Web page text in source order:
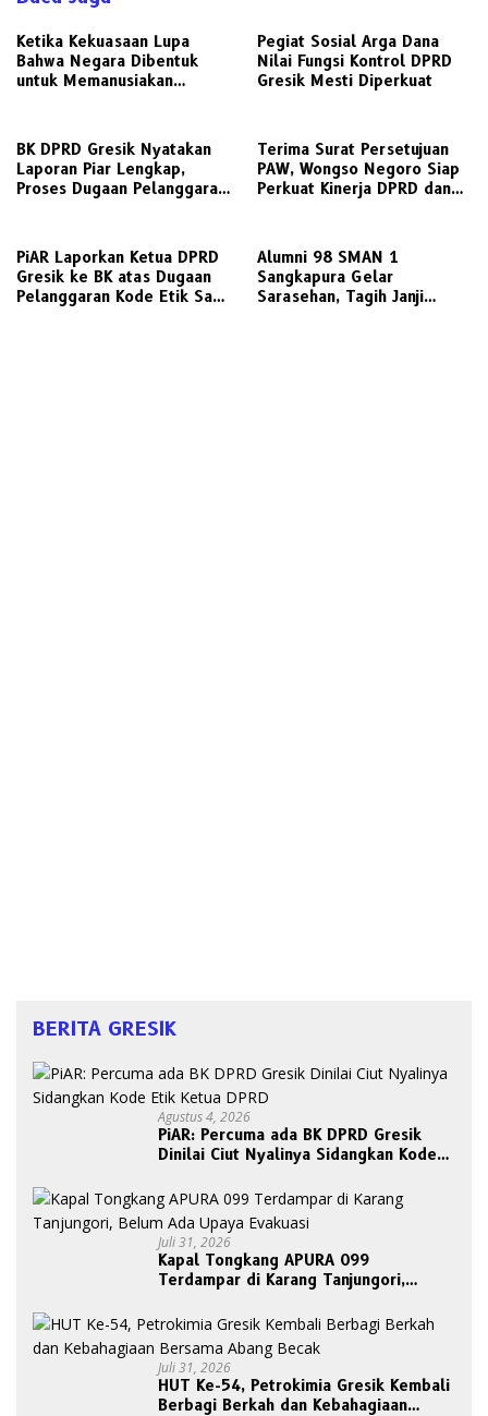
Ketika Kekuasaan Lupa
Bahwa Negara Dibentuk
untuk Memanusiakan
Pegiat Sosial Arga Dana
Nilai Fungsi Kontrol DPRD
Gresik Mesti Diperkuat
BK DPRD Gresik Nyatakan
Laporan Piar Lengkap,
Proses Dugaan Pelanggaran
Terima Surat Persetujuan
PAW, Wongso Negoro Siap
Perkuat Kinerja DPRD dan
PiAR Laporkan Ketua DPRD
Gresik ke BK atas Dugaan
Pelanggaran Kode Etik Saat
Alumni 98 SMAN 1
Sangkapura Gelar
Sarasehan, Tagih Janji
BERITA GRESIK
Agustus 4, 2026
PiAR: Percuma ada BK DPRD Gresik
Dinilai Ciut Nyalinya Sidangkan Kode
Juli 31, 2026
Kapal Tongkang APURA 099
Terdampar di Karang Tanjungori,
Juli 31, 2026
HUT Ke-54, Petrokimia Gresik Kembali
Berbagi Berkah dan Kebahagiaan